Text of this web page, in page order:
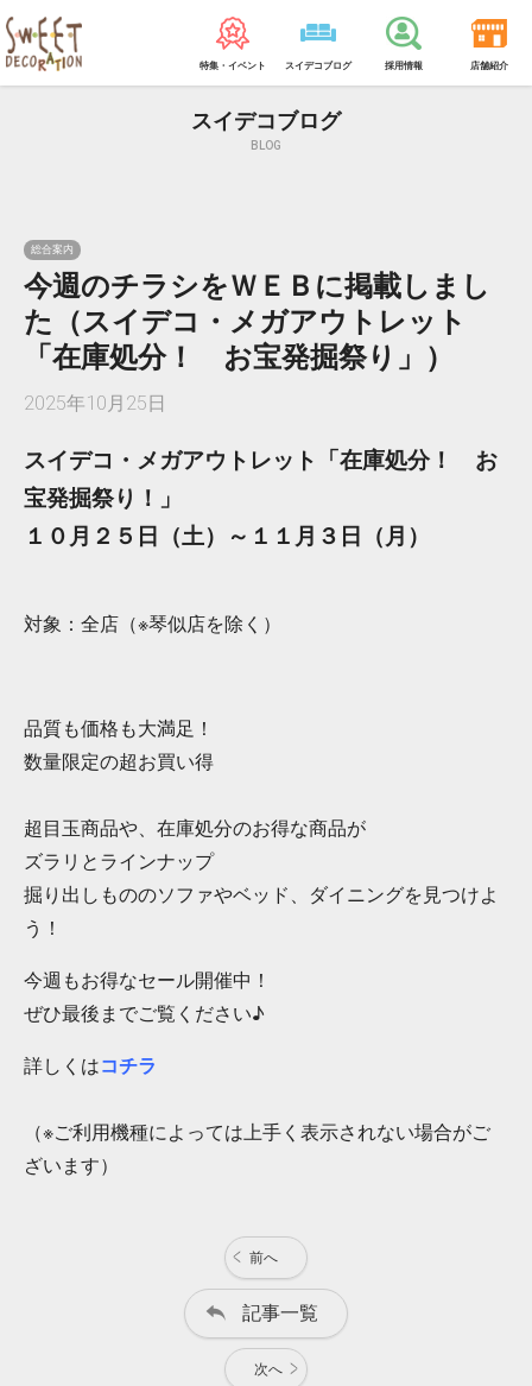
特集・イベント スイデコブログ 採用情報 店舗紹介
スイデコブログ
BLOG
総合案内
今週のチラシをＷＥＢに掲載しまし
た（スイデコ・メガアウトレット
「在庫処分！ お宝発掘祭り」）
2025年10月25日
スイデコ・メガアウトレット「在庫処分！ お
宝発掘祭り！」
１０月２５日（土）～１１月３日（月）
対象：全店（※琴似店を除く）
品質も価格も大満足！
数量限定の超お買い得
超目玉商品や、在庫処分のお得な商品が
ズラリとラインナップ
掘り出しもののソファやベッド、ダイニングを見つけよ
う！
今週もお得なセール開催中！
ぜひ最後までご覧ください♪
詳しくはコチラ
（※ご利用機種によっては上手く表示されない場合がご
ざいます）
前へ
記事一覧
次へ